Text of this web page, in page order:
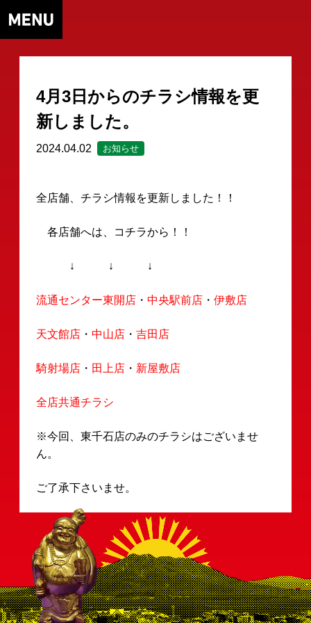
4月3日からのチラシ情報を更
新しました。
2024.04.02 お知らせ
全店舗、チラシ情報を更新しました！！
各店舗へは、コチラから！！
↓ ↓ ↓
流通センター東開店 ・ 中央駅前店 ・ 伊敷店
天文館店 ・ 中山店 ・ 吉田店
騎射場店 ・ 田上店 ・ 新屋敷店
全店共通チラシ
※今回、東千石店のみのチラシはございませ
ん。
ご了承下さいませ。
お知らせ一覧
採用情報 会社案内 決済情報